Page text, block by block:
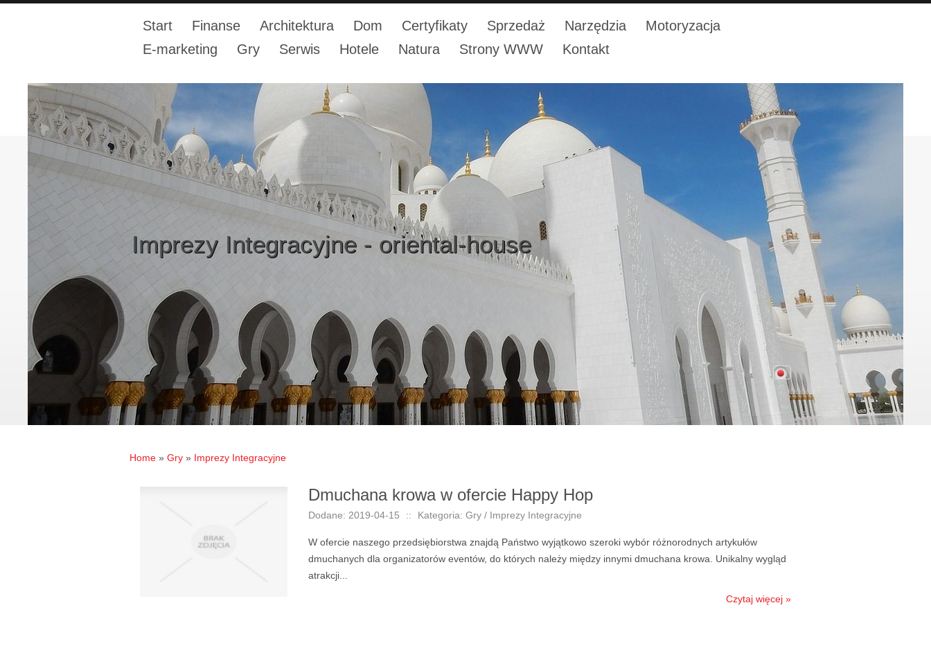
Start Finanse Architektura Dom Certyfikaty Sprzedaż Narzędzia
Motoryzacja
E-marketing
Gry Serwis Hotele Natura Strony WWW Kontakt
Imprezy Integracyjne - oriental-house
Home » Gry » Imprezy Integracyjne
Dmuchana krowa w ofercie Happy Hop
Dodane: 2019-04-15 :: Kategoria: Gry / Imprezy Integracyjne
W ofercie naszego przedsiębiorstwa znajdą Państwo wyjątkowo szeroki wybór różnorodnych artykułów
dmuchanych dla organizatorów eventów, do których należy między innymi dmuchana krowa. Unikalny wygląd
atrakcji...
Czytaj więcej »